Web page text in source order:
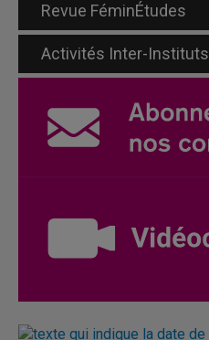
Revue FéminÉtudes
Activités Inter-Instituts